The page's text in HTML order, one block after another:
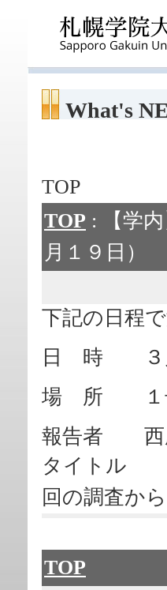
What's
TOP
TOP : 【学
月１９日）
下記の日程
日 時 ３月
場 所 １号
報告者 西
タイトル
回の調査から
TOP